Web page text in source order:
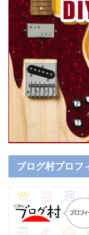
ブログ村プロフ